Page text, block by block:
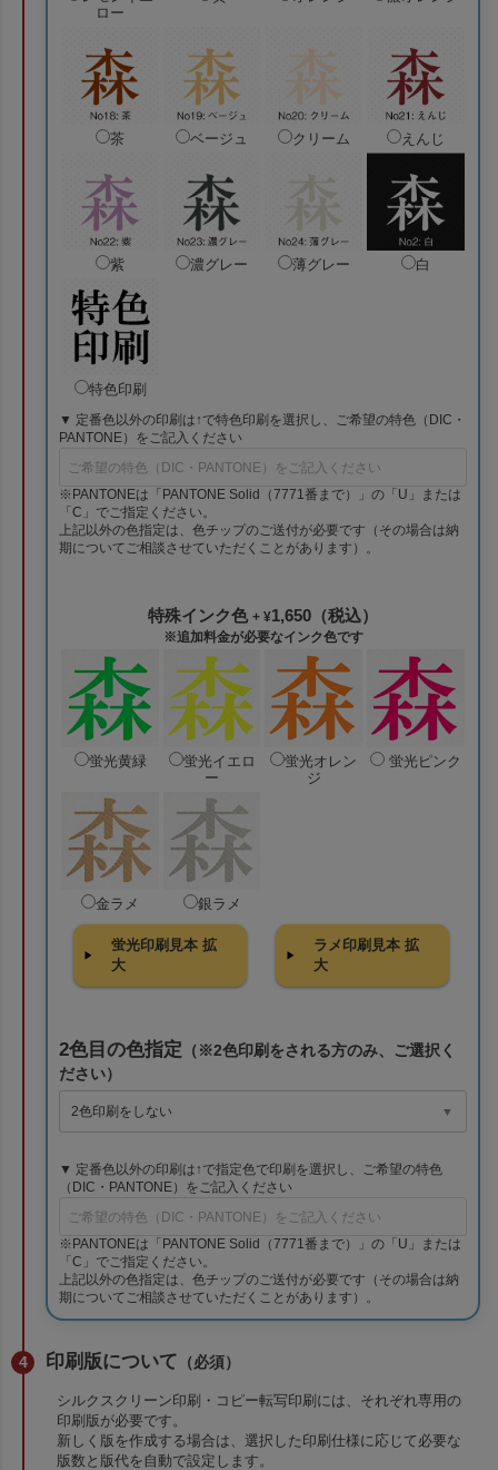
ロー
茶 ベージュ クリーム えんじ
紫 濃グレー 薄グレー 白
特色印刷
▼ 定番色以外の印刷は↑で特色印刷を選択し、ご希望の特色（DIC・
PANTONE）をご記入ください
※PANTONEは「PANTONE Solid（7771番まで）」の「U」または
「C」でご指定ください。
上記以外の色指定は、色チップのご送付が必要です（その場合は納
期についてご相談させていただくことがあります）。
特殊インク色 + ¥1,650（税込）
※追加料金が必要なインク色です
蛍光黄緑
蛍光イエロ
ー
蛍光オレン
ジ
蛍光ピンク
金ラメ 銀ラメ
蛍光印刷見本 拡
大
ラメ印刷見本 拡
大
2色目の色指定 （※2色印刷をされる方のみ、ご選択く
ださい）
▼ 定番色以外の印刷は↑で指定色で印刷を選択し、ご希望の特色
（DIC・PANTONE）をご記入ください
※PANTONEは「PANTONE Solid（7771番まで）」の「U」または
「C」でご指定ください。
上記以外の色指定は、色チップのご送付が必要です（その場合は納
期についてご相談させていただくことがあります）。
印刷版について （必須）
シルクスクリーン印刷・コピー転写印刷には、それぞれ専用の
印刷版が必要です。
新しく版を作成する場合は、選択した印刷仕様に応じて必要な
版数と版代を自動で設定します。